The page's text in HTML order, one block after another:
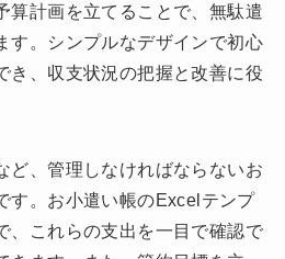
算計画を立てることで、無駄遣
す。シンプルなデザインで初心
き、収支状況の把握と改善に役
ど、管理しなければならないお
す。お小遣い帳のExcelテンプ
、これらの支出を一目で確認で